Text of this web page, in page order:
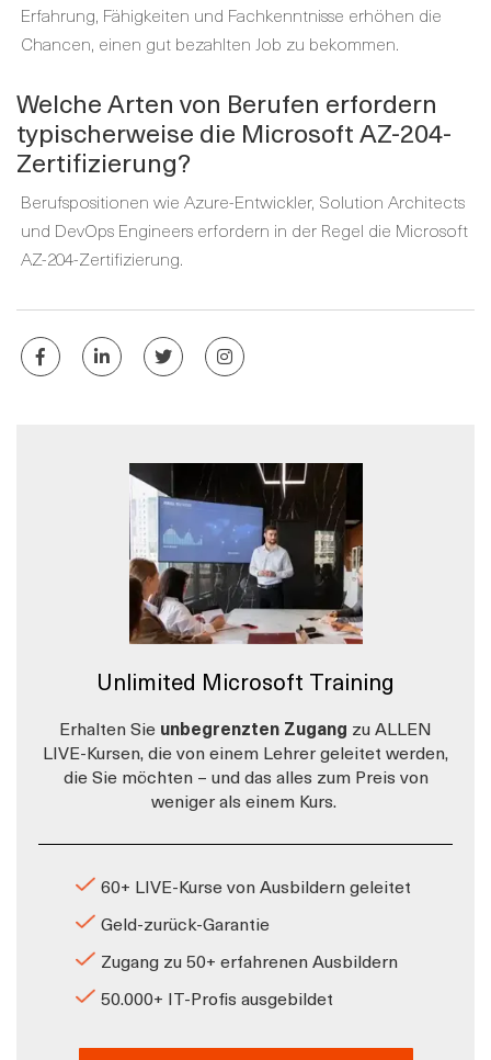
Erfahrung, Fähigkeiten und Fachkenntnisse erhöhen die
Chancen, einen gut bezahlten Job zu bekommen.
Welche Arten von Berufen erfordern
typischerweise die Microsoft AZ-204-
Zertifizierung?
Berufspositionen wie Azure-Entwickler, Solution Architects
und DevOps Engineers erfordern in der Regel die Microsoft
AZ-204-Zertifizierung.
Unlimited Microsoft Training
Erhalten Sie unbegrenzten Zugang zu ALLEN
LIVE-Kursen, die von einem Lehrer geleitet werden,
die Sie möchten – und das alles zum Preis von
weniger als einem Kurs.
60+ LIVE-Kurse von Ausbildern geleitet
Geld-zurück-Garantie
Zugang zu 50+ erfahrenen Ausbildern
50.000+ IT-Profis ausgebildet